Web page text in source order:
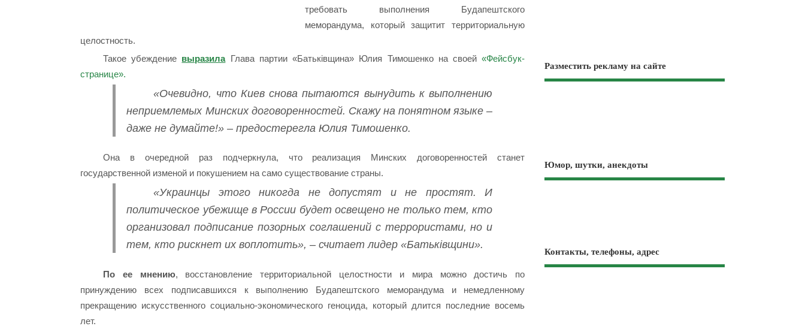
требовать выполнения Будапештского
меморандума, который защитит территориальную
целостность.
Такое убеждение выразилаГлава партии «Батьківщина» Юлия Тимошенко на своей«Фейсбук-
странице».
«Очевидно, что Киев снова пытаются вынудить к выполнению
неприемлемых Минских договоренностей. Скажу на понятном языке –
даже не думайте!» – предостерегла Юлия Тимошенко.
Она в очередной раз подчеркнула, что реализация Минских договоренностей станет
государственной изменой и покушением на само существование страны.
«Украинцы этого никогда не допустят и не простят. И
политическое убежище в России будет освещено не только тем, кто
организовал подписание позорных соглашений с террористами, но и
тем, кто рискнет их воплотить», – считает лидер «Батьківщини».
По ее мнению, восстановление территориальной целостности и мира можно достичь по
принуждению всех подписавшихся к выполнению Будапештского меморандума и немедленному
прекращению искусственного социально-экономического геноцида, который длится последние восемь
лет.
Разместить рекламу на сайте
Юмор, шутки, анекдоты
Контакты, телефоны, адрес